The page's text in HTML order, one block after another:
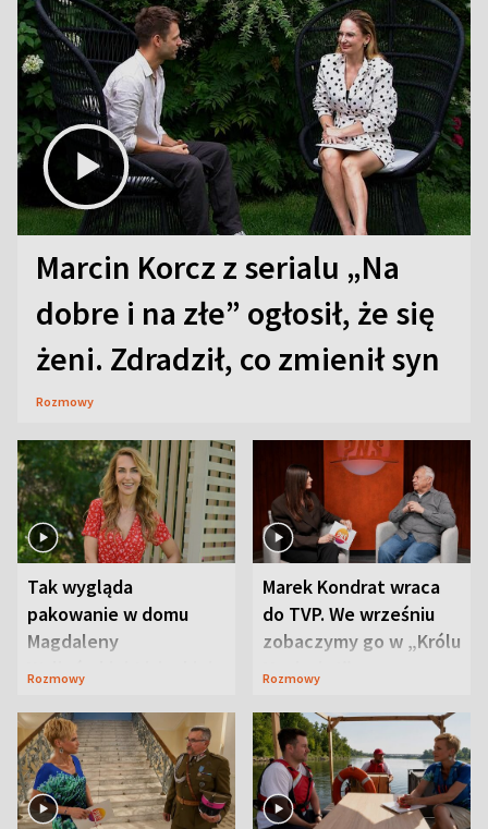
Marcin Korcz z serialu „Na
dobre i na złe” ogłosił, że się
żeni. Zdradził, co zmienił syn
Rozmowy
Tak wygląda
pakowanie w domu
Magdaleny
Waligórskiej-Lisieckiej.
Rozmowy
Marek Kondrat wraca
do TVP. We wrześniu
zobaczymy go w „Królu
Maciusiu I”
Rozmowy